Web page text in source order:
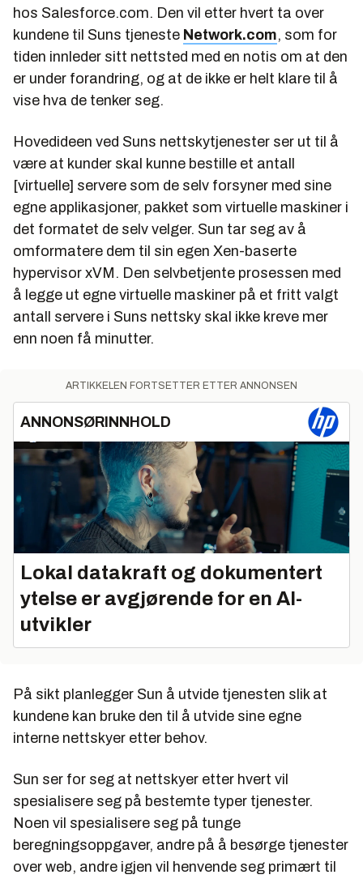
hos Salesforce.com. Den vil etter hvert ta over
kundene til Suns tjeneste Network.com, som for
tiden innleder sitt nettsted med en notis om at den
er under forandring, og at de ikke er helt klare til å
vise hva de tenker seg.
Hovedideen ved Suns nettskytjenester ser ut til å
være at kunder skal kunne bestille et antall
[virtuelle] servere som de selv forsyner med sine
egne applikasjoner, pakket som virtuelle maskiner i
det formatet de selv velger. Sun tar seg av å
omformatere dem til sin egen Xen-baserte
hypervisor xVM. Den selvbetjente prosessen med
å legge ut egne virtuelle maskiner på et fritt valgt
antall servere i Suns nettsky skal ikke kreve mer
enn noen få minutter.
ARTIKKELEN FORTSETTER ETTER ANNONSEN
ANNONSØRINNHOLD
Lokal datakraft og dokumentert
ytelse er avgjørende for en AI-
utvikler
På sikt planlegger Sun å utvide tjenesten slik at
kundene kan bruke den til å utvide sine egne
interne nettskyer etter behov.
Sun ser for seg at nettskyer etter hvert vil
spesialisere seg på bestemte typer tjenester.
Noen vil spesialisere seg på tunge
beregningsoppgaver, andre på å besørge tjenester
over web, andre igjen vil henvende seg primært til